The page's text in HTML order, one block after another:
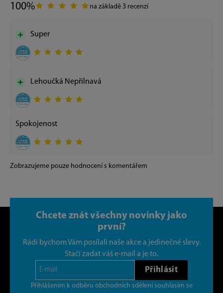
100%
na základě 3 recenzí
Super
Lehoučká Nepřilnavá
Spokojenost
Zobrazujeme pouze hodnocení s komentářem
Chcete znát všechny novinky jako
první?
Rádi bychom Vám posílali naše akce a jedinečné slevy.
Stačí zadat váš e-mail a je to.
Přihlásit
Přihlášením k odběru obchodních sdělení souhlasím se